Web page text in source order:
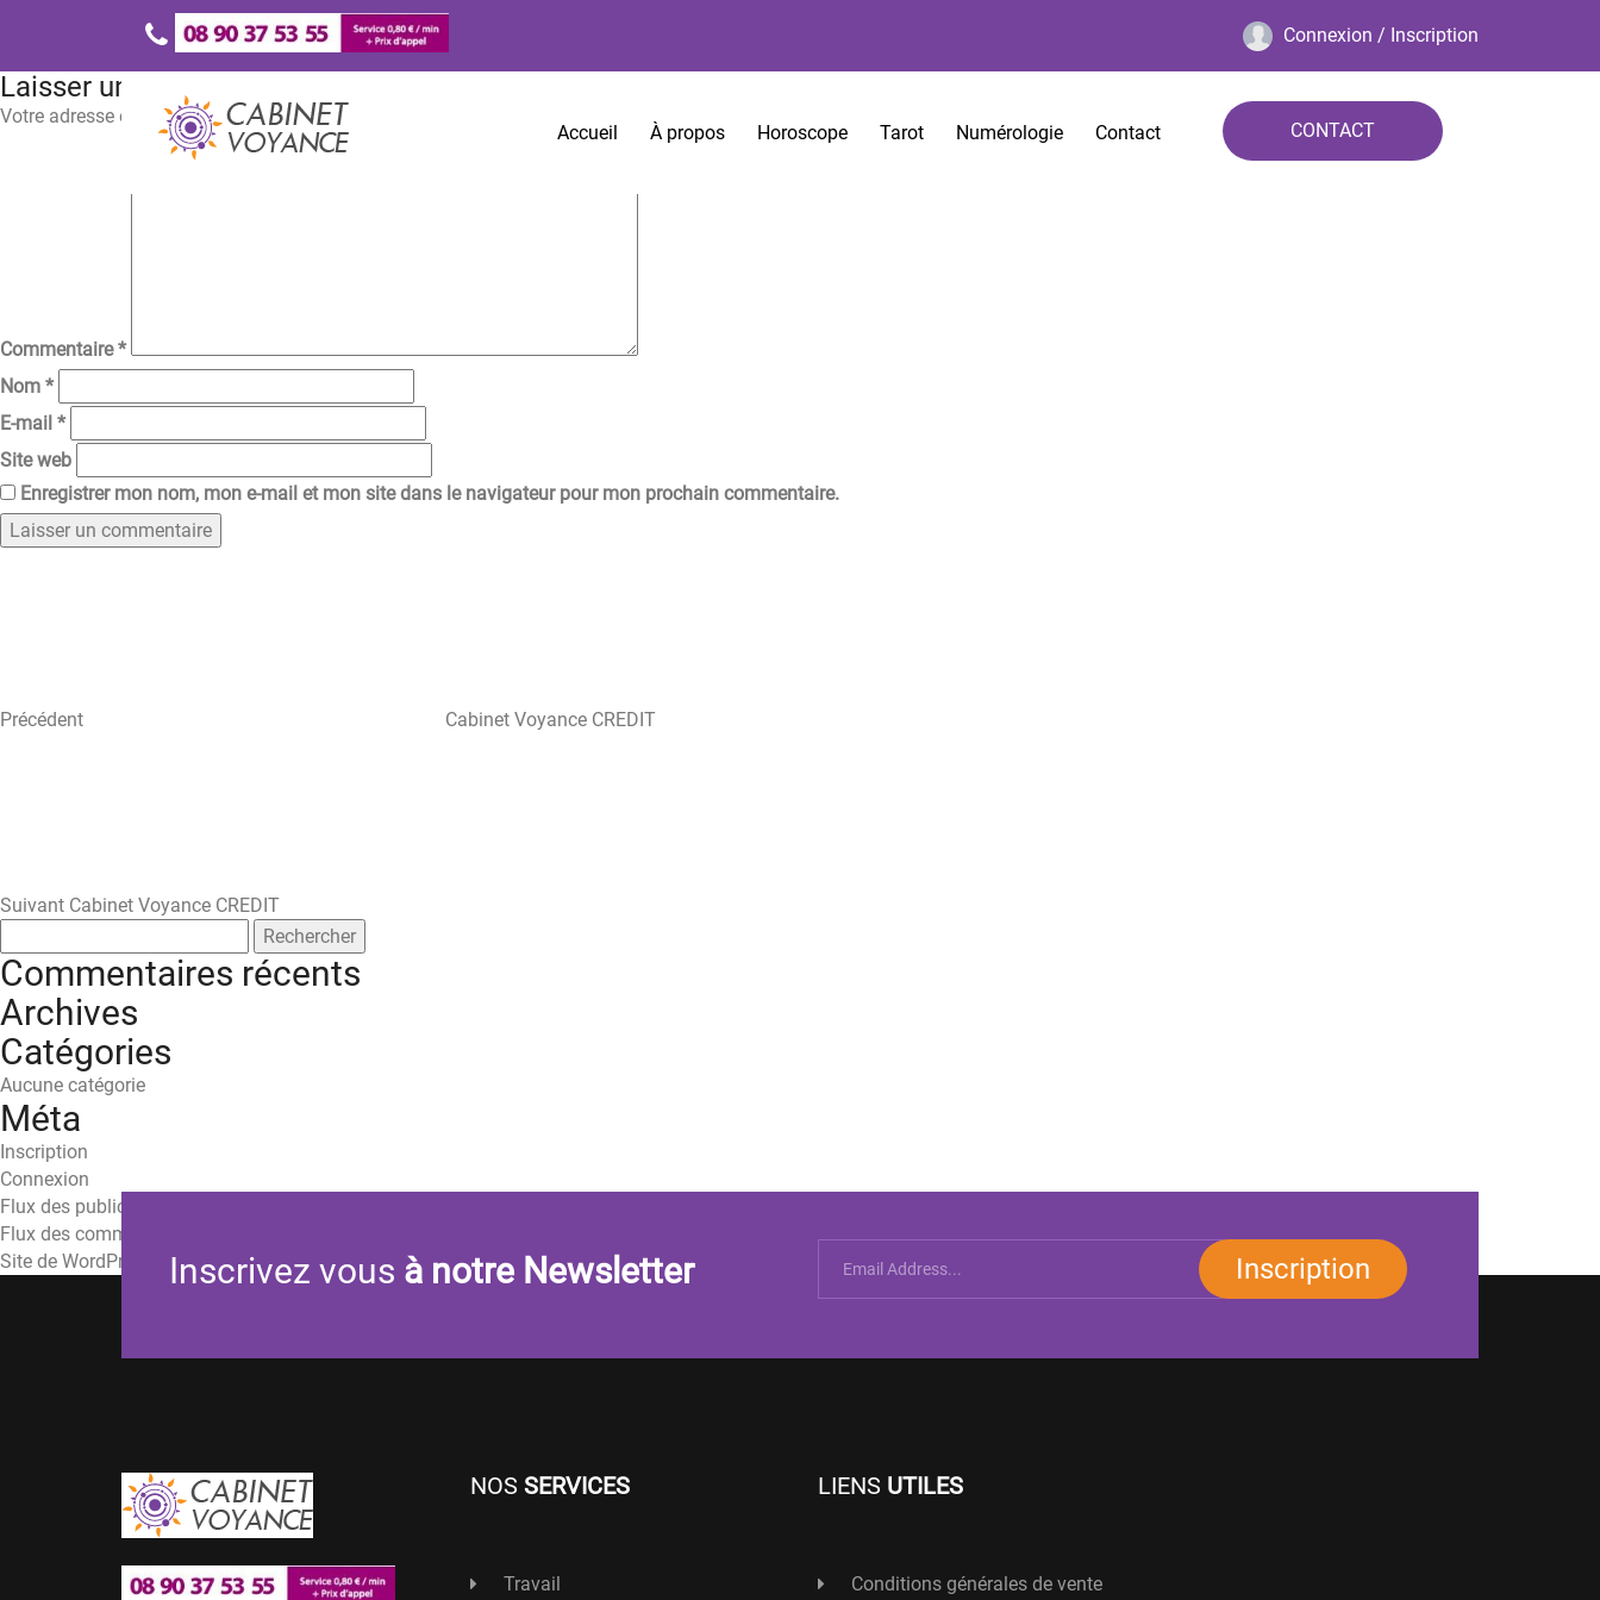
Connexion / Inscription
Accueil À propos Horoscope Tarot Numérologie Contact CONTACT
Laisser un commentaire
Votre adresse e-mail ne sera pas publiée. Les champs obligatoires sont indiqués avec
Commentaire*
Nom *
E-mail *
Site web
Enregistrer mon nom, mon e-mail et mon site dans le navigateur pour mon prochain commentaire.
Précédent
Cabinet Voyance CREDIT
Suivant Cabinet Voyance CREDIT
Commentaires récents
Archives
Catégories
Aucune catégorie
Méta
Inscription
Connexion
Flux des publications
Flux des commentaires
Site de WordPress-FRInscrivez vous à notre Newsletter Inscription
NOS SERVICES
Travail
LIENS UTILES
Conditions générales de vente